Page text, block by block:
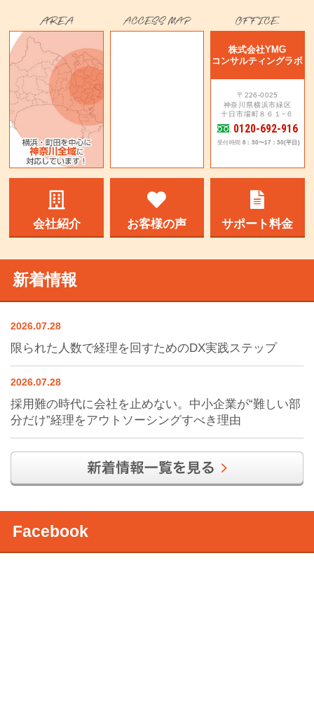
会社紹介 お客様の声
株式会社YMG
コンサルティングラボ
〒226-0025
神奈川県横浜市緑区
十日市場町８６１−６
0120-692-916
受付時間 8：30〜17：30(平日)
サポート料金
新着情報
2026.07.28
限られた人数で経理を回すためのDX実践ステップ
2026.07.28
採用難の時代に会社を止めない。中小企業が“難しい部
分だけ”経理をアウトソーシングすべき理由
Facebook